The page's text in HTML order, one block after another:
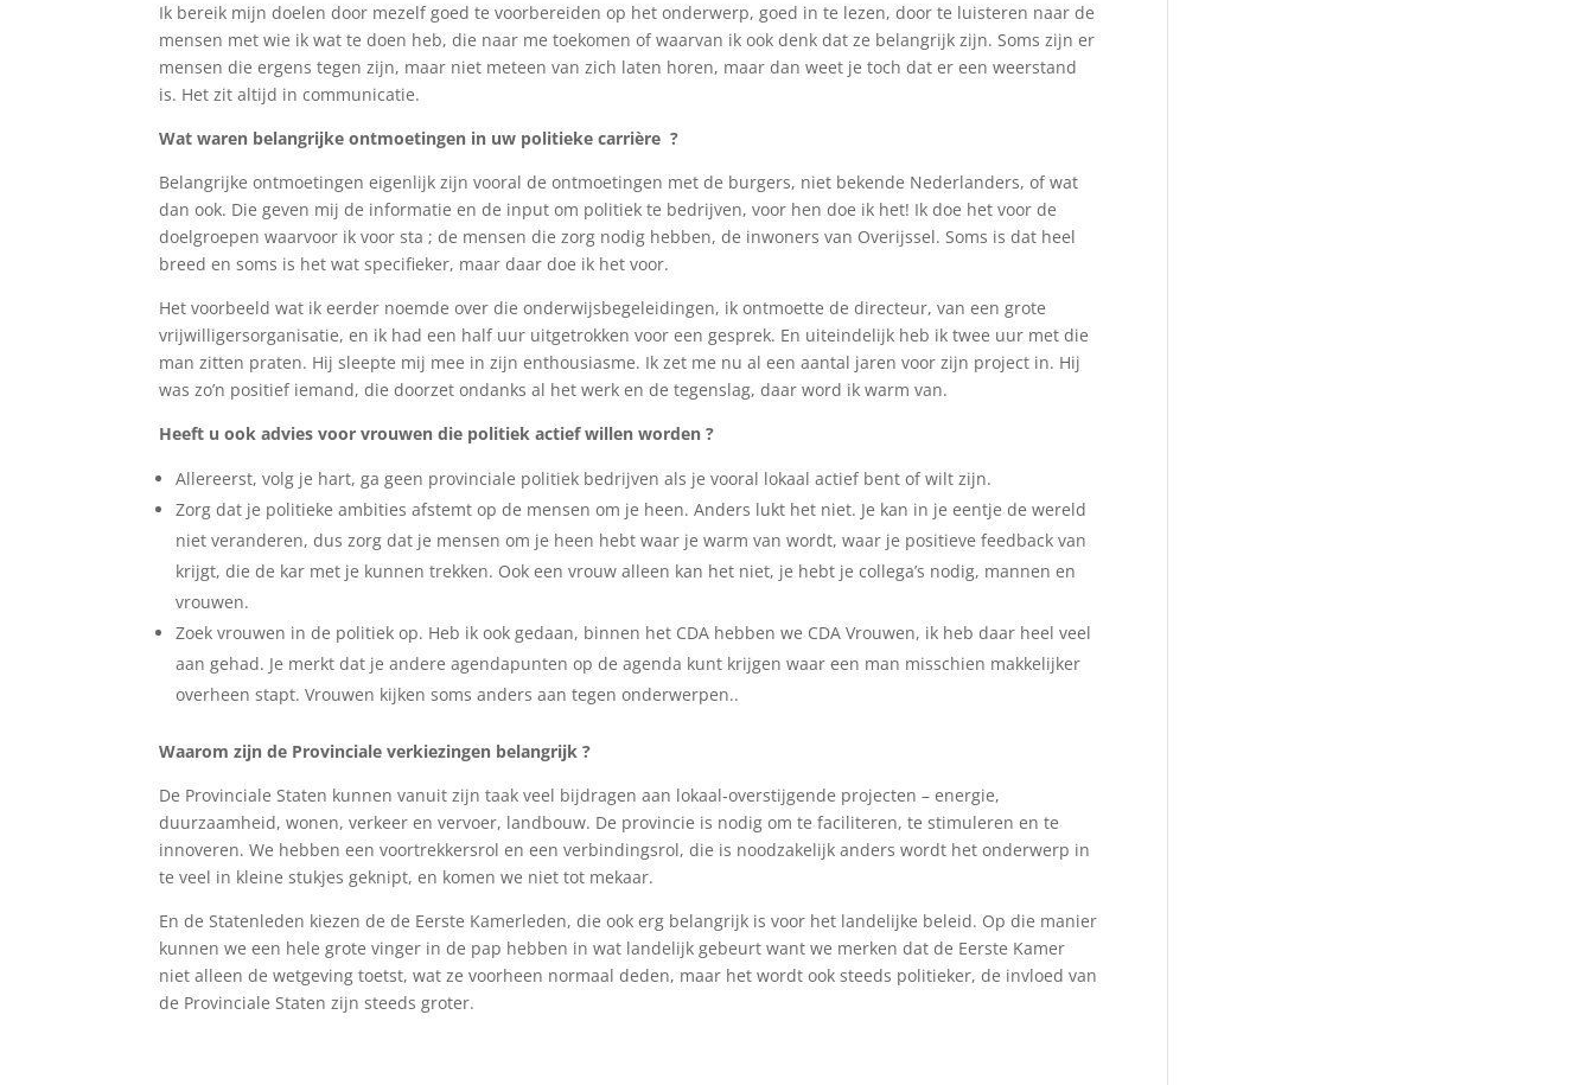
Ik bereik mijn doelen door mezelf goed te voorbereiden op het onderwerp, goed in te lezen, door te luisteren naar de
mensen met wie ik wat te doen heb, die naar me toekomen of waarvan ik ook denk dat ze belangrijk zijn. Soms zijn er
mensen die ergens tegen zijn, maar niet meteen van zich laten horen, maar dan weet je toch dat er een weerstand
is. Het zit altijd in communicatie.
Wat waren belangrijke ontmoetingen in uw politieke carrière ?
Belangrijke ontmoetingen eigenlijk zijn vooral de ontmoetingen met de burgers, niet bekende Nederlanders, of wat
dan ook. Die geven mij de informatie en de input om politiek te bedrijven, voor hen doe ik het! Ik doe het voor de
doelgroepen waarvoor ik voor sta ; de mensen die zorg nodig hebben, de inwoners van Overijssel. Soms is dat heel
breed en soms is het wat specifieker, maar daar doe ik het voor.
Het voorbeeld wat ik eerder noemde over die onderwijsbegeleidingen, ik ontmoette de directeur, van een grote
vrijwilligersorganisatie, en ik had een half uur uitgetrokken voor een gesprek. En uiteindelijk heb ik twee uur met die
man zitten praten. Hij sleepte mij mee in zijn enthousiasme. Ik zet me nu al een aantal jaren voor zijn project in. Hij
was zo’n positief iemand, die doorzet ondanks al het werk en de tegenslag, daar word ik warm van.
Heeft u ook advies voor vrouwen die politiek actief willen worden ?
Allereerst, volg je hart, ga geen provinciale politiek bedrijven als je vooral lokaal actief bent of wilt zijn.
Zorg dat je politieke ambities afstemt op de mensen om je heen. Anders lukt het niet. Je kan in je eentje de wereld
niet veranderen, dus zorg dat je mensen om je heen hebt waar je warm van wordt, waar je positieve feedback van
krijgt, die de kar met je kunnen trekken. Ook een vrouw alleen kan het niet, je hebt je collega’s nodig, mannen en
vrouwen.
Zoek vrouwen in de politiek op. Heb ik ook gedaan, binnen het CDA hebben we CDA Vrouwen, ik heb daar heel veel
aan gehad. Je merkt dat je andere agendapunten op de agenda kunt krijgen waar een man misschien makkelijker
overheen stapt. Vrouwen kijken soms anders aan tegen onderwerpen..
Waarom zijn de Provinciale verkiezingen belangrijk ?
De Provinciale Staten kunnen vanuit zijn taak veel bijdragen aan lokaal-overstijgende projecten – energie,
duurzaamheid, wonen, verkeer en vervoer, landbouw. De provincie is nodig om te faciliteren, te stimuleren en te
innoveren. We hebben een voortrekkersrol en een verbindingsrol, die is noodzakelijk anders wordt het onderwerp in
te veel in kleine stukjes geknipt, en komen we niet tot mekaar.
En de Statenleden kiezen de de Eerste Kamerleden, die ook erg belangrijk is voor het landelijke beleid. Op die manier
kunnen we een hele grote vinger in de pap hebben in wat landelijk gebeurt want we merken dat de Eerste Kamer
niet alleen de wetgeving toetst, wat ze voorheen normaal deden, maar het wordt ook steeds politieker, de invloed van
de Provinciale Staten zijn steeds groter.